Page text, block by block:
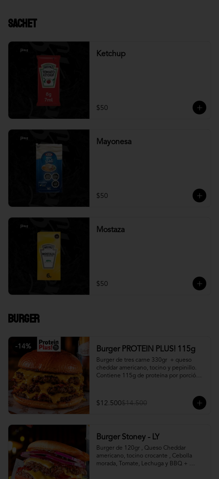
Sachet
Ketchup
$50
Mayonesa
$50
Mostaza
$50
Burger
-14% Burger PROTEIN PLUS! 115g
Burger de tres carne 330gr  + queso
cheddar americano, tocino y pepinillo.
Contiene 115g de proteína por porción.
$12.500$14.500
Burger Stoney - LY
Burger de 120gr , Queso Cheddar
americano, tocino crocante , Cebolla
morada, Tomate, Lechuga y BBQ +